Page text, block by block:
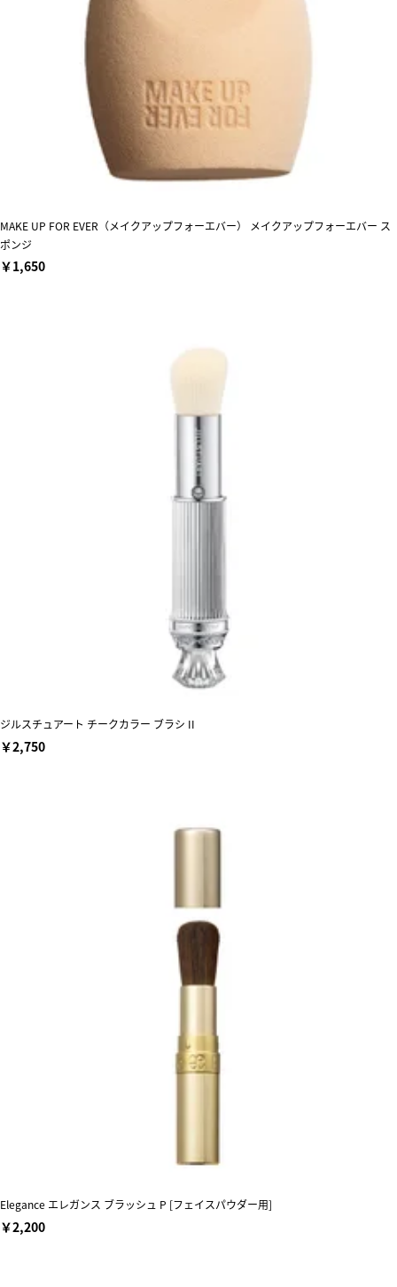
MAKE UP FOR EVER（メイクアップフォーエバー） メイクアップフォーエバー ス
ポンジ
￥1,650
ジルスチュアート チークカラー ブラシ II
￥2,750
Elegance エレガンス ブラッシュ P [フェイスパウダー用]
￥2,200